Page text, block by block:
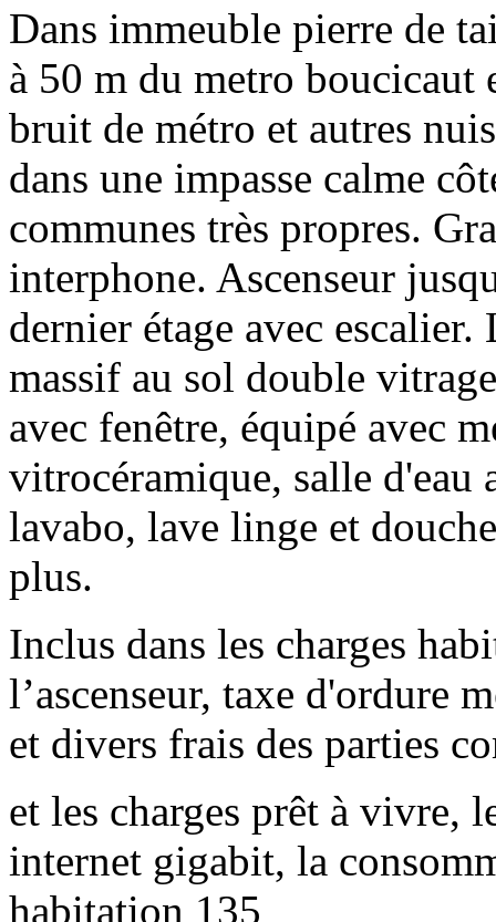
Dans immeuble pierre de
à 50 m du metro boucicaut
bruit de métro et autres
dans une impasse calme
communes très propres.
interphone. Ascenseur
dernier étage avec
massif au sol double
avec fenêtre, équipé avec
vitrocéramique, salle d'eau
lavabo, lave linge et
plus.
Inclus dans les charges
l’ascenseur, taxe d'ordure
et divers frais des parties
et les charges prêt à vivre,
internet gigabit, la
habitation 135